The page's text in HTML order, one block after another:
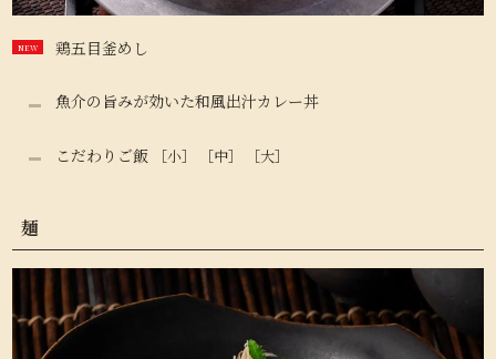
鶏五目釜めし
魚介の旨みが効いた和風出汁カレー丼
こだわりご飯 ［小］ ［中］ ［大］
麺